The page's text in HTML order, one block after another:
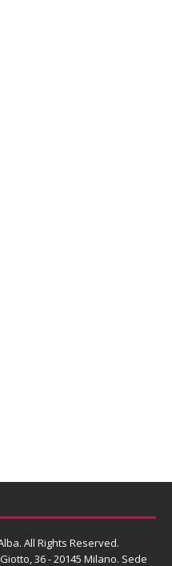
All Rights Reserved.
36 - 20145 Milano. Sede